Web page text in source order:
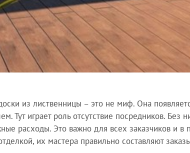
из лиственницы – это не миф. Она
Тут играет роль отсутствие посредников.
расходы. Это важно для всех заказчиков и
их мастера правильно составляют